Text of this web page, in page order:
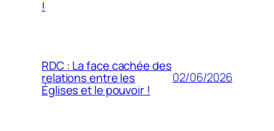
!
RDC : La face cachée des
relations entre les
Églises et le pouvoir !
02/06/2026